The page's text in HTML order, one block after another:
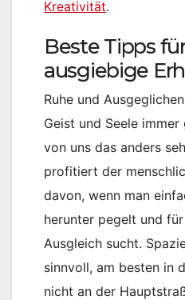
Kreativität.
Beste Tipps
ausgiebige
Ruhe und
Geist und Seele
von uns das anders
profitiert der
davon, wenn man
herunter pegelt und
Ausgleich sucht.
sinnvoll, am besten in
nicht an der